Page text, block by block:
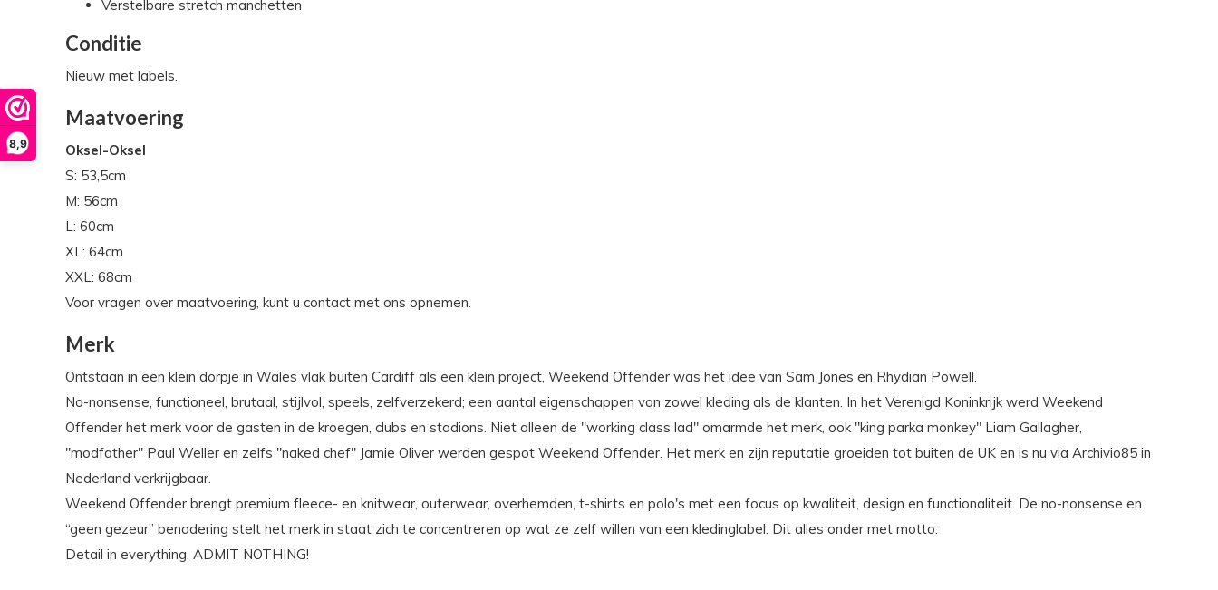
8,9
Verstelbare stretch manchetten
Conditie
Nieuw met labels.
Maatvoering
Oksel-Oksel
S: 53,5cm
M: 56cm
L: 60cm
XL: 64cm
XXL: 68cm
Voor vragen over maatvoering, kunt u contact met ons opnemen.
Merk
Ontstaan in een klein dorpje in Wales vlak buiten Cardiff als een klein project, Weekend Offender was het idee van Sam Jones en Rhydian Powell.
No-nonsense, functioneel, brutaal, stijlvol, speels, zelfverzekerd; een aantal eigenschappen van zowel kleding als de klanten. In het Verenigd Koninkrijk werd Weekend
Offender het merk voor de gasten in de kroegen, clubs en stadions. Niet alleen de "working class lad" omarmde het merk, ook "king parka monkey" Liam Gallagher,
"modfather" Paul Weller en zelfs "naked chef" Jamie Oliver werden gespot Weekend Offender. Het merk en zijn reputatie groeiden tot buiten de UK en is nu via Archivio85 in
Nederland verkrijgbaar.
Weekend Offender brengt premium fleece- en knitwear, outerwear, overhemden, t-shirts en polo's met een focus op kwaliteit, design en functionaliteit. De no-nonsense en
“geen gezeur” benadering stelt het merk in staat zich te concentreren op wat ze zelf willen van een kledinglabel. Dit alles onder met motto:
Detail in everything, ADMIT NOTHING!